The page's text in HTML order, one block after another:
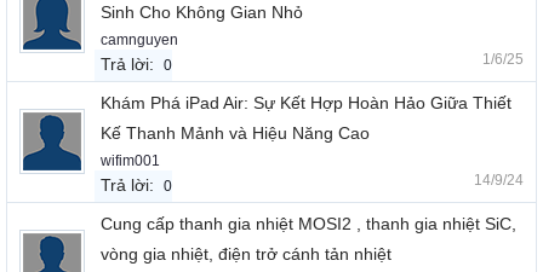
Sinh Cho Không Gian Nhỏ
camnguyen
Trả lời: 0 1/6/25
Khám Phá iPad Air: Sự Kết Hợp Hoàn Hảo Giữa Thiết
Kế Thanh Mảnh và Hiệu Năng Cao
wifim001
Trả lời: 0 14/9/24
Cung cấp thanh gia nhiệt MOSI2 , thanh gia nhiệt SiC,
vòng gia nhiệt, điện trở cánh tản nhiệt